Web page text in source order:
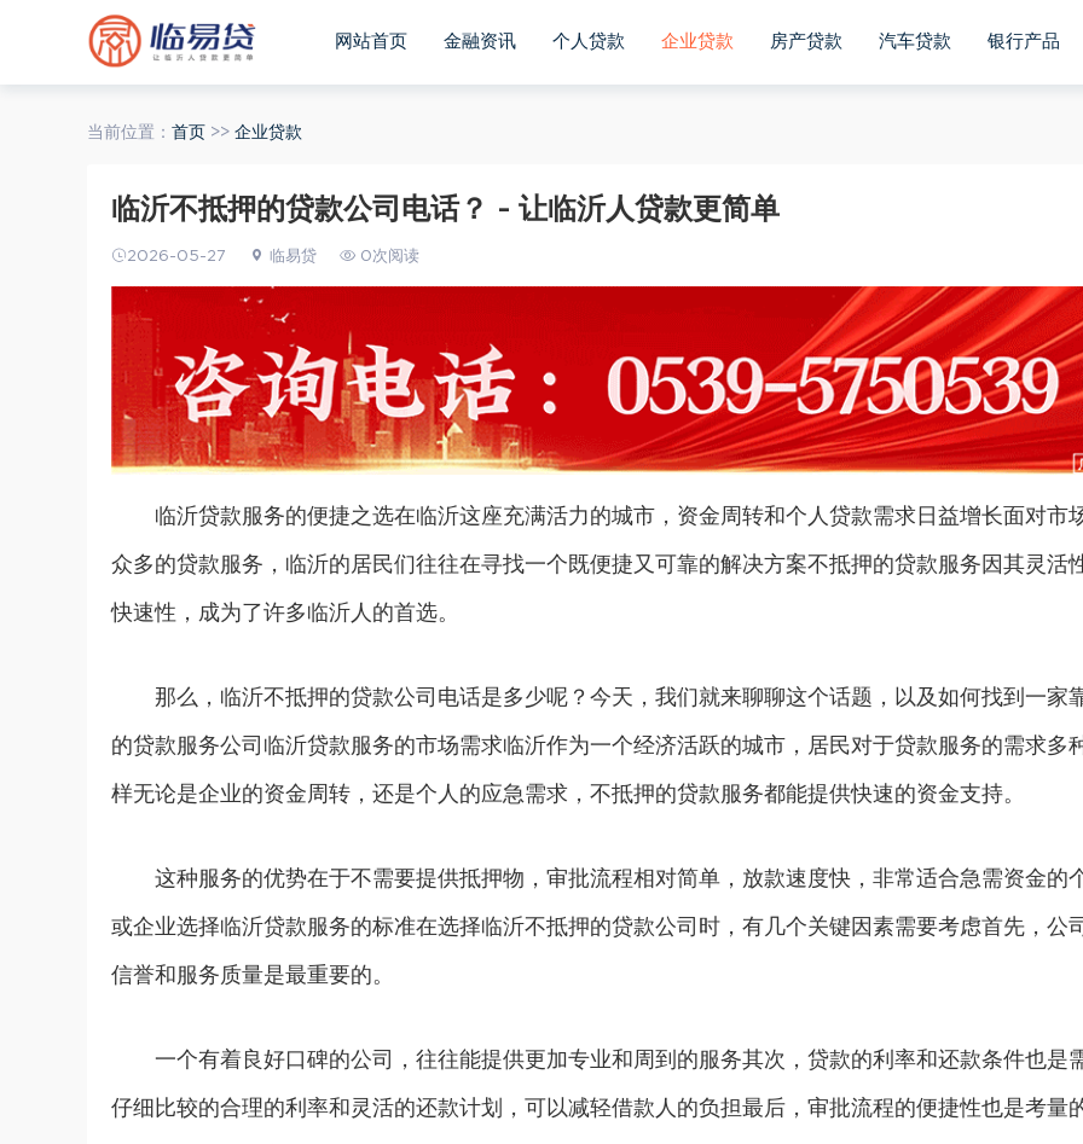
网站首页 金融资讯 个人贷款 企业贷款 房产贷款 汽车贷款 银行产品
当前位置： 首页 >> 企业贷款
临沂不抵押的贷款公司电话？ - 让临沂人贷款更简单
2026-05-27 临易贷 0次阅读
临沂贷款服务的便捷之选在临沂这座充满活力的城市，资金周转和个人贷款需求日益增长面对市
众多的贷款服务，临沂的居民们往往在寻找一个既便捷又可靠的解决方案不抵押的贷款服务因其灵活
快速性，成为了许多临沂人的首选。
那么，临沂不抵押的贷款公司电话是多少呢？今天，我们就来聊聊这个话题，以及如何找到一家
的贷款服务公司 临沂贷款服务的市场需求临沂作为一个经济活跃的城市，居民对于贷款服务的需求多
样无论是企业的资金周转，还是个人的应急需求，不抵押的贷款服务都能提供快速的资金支持。
这种服务的优势在于不需要提供抵押物，审批流程相对简单，放款速度快，非常适合急需资金的
或企业选择临沂贷款服务的标准在选择临沂不抵押的贷款公司时，有几个关键因素需要考虑首先，公
信誉和服务质量是最重要的。
一个有着良好口碑的公司，往往能提供更加专业和周到的服务其次，贷款的利率和还款条件也是
仔细比较的合理的利率和灵活的还款计划，可以减轻借款人的负担最后，审批流程的便捷性也是考量